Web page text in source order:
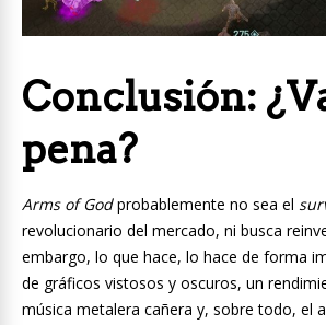
Conclusión:
pena?
Arms of Godprobablemente no sea el
revolucionario del mercado, ni busca
embargo, lo que hace, lo hace de forma
de gráficos vistosos y oscuros, un
música metalera cañera y, sobre todo, el